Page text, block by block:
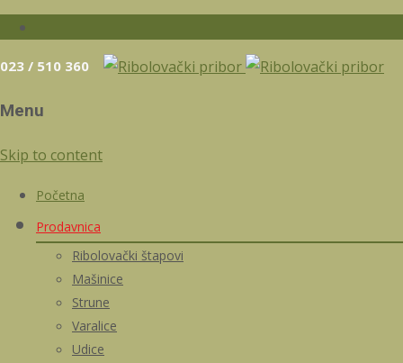
023 / 510 360
Menu
Skip to content
Početna
Prodavnica
Ribolovački štapovi
Mašinice
Strune
Varalice
Udice